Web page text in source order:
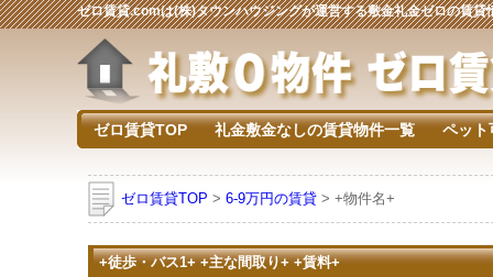
ゼロ賃貸.comは(株)タウンハウジングが運営する敷金礼金ゼロの賃貸
ゼロ賃貸TOP 礼金敷金なしの賃貸物件一覧 ペット
ゼロ賃貸TOP > 6-9万円の賃貸 > +物件名+
+徒歩・バス1+ +主な間取り+ +賃料+